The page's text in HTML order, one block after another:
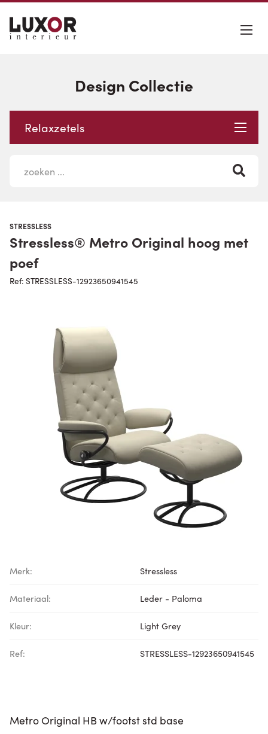
Design Collectie
Relaxzetels
STRESSLESS
Stressless® Metro Original hoog met
poef
Ref: STRESSLESS-12923650941545
Merk: Stressless
Materiaal: Leder - Paloma
Kleur: Light Grey
Ref: STRESSLESS-12923650941545
Metro Original HB w/footst std base